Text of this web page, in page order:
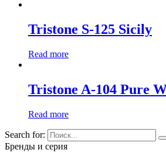
Tristone S-125 Sicily
Read more
Tristone A-104 Pure
Read more
Search for:
Бренды и серия